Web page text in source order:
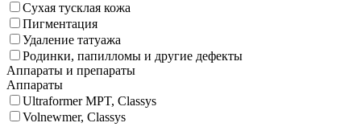
Сухая тусклая кожа
Пигментация
Удаление татуажа
Родинки, папилломы и другие дефекты
Аппараты и препараты
Аппараты
Ultraformer MPT, Classys
Volnewmer, Classys